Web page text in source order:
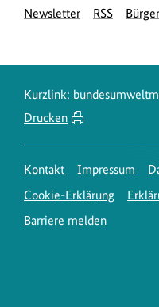
des
des
Seite
Seite
Newsletter RSS
Kurzlink:
Drucken
Kontakt Impressum
Cookie-Erklärung
Barriere melden